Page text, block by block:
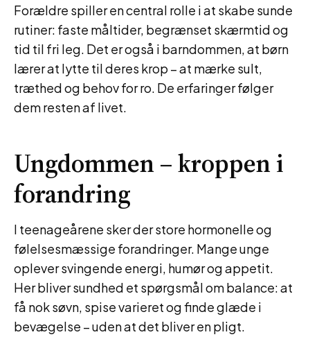
Forældre spiller en central rolle i at skabe sunde
rutiner: faste måltider, begrænset skærmtid og
tid til fri leg. Det er også i barndommen, at børn
lærer at lytte til deres krop – at mærke sult,
træthed og behov for ro. De erfaringer følger
dem resten af livet.
Ungdommen – kroppen i
forandring
I teenageårene sker der store hormonelle og
følelsesmæssige forandringer. Mange unge
oplever svingende energi, humør og appetit.
Her bliver sundhed et spørgsmål om balance: at
få nok søvn, spise varieret og finde glæde i
bevægelse – uden at det bliver en pligt.